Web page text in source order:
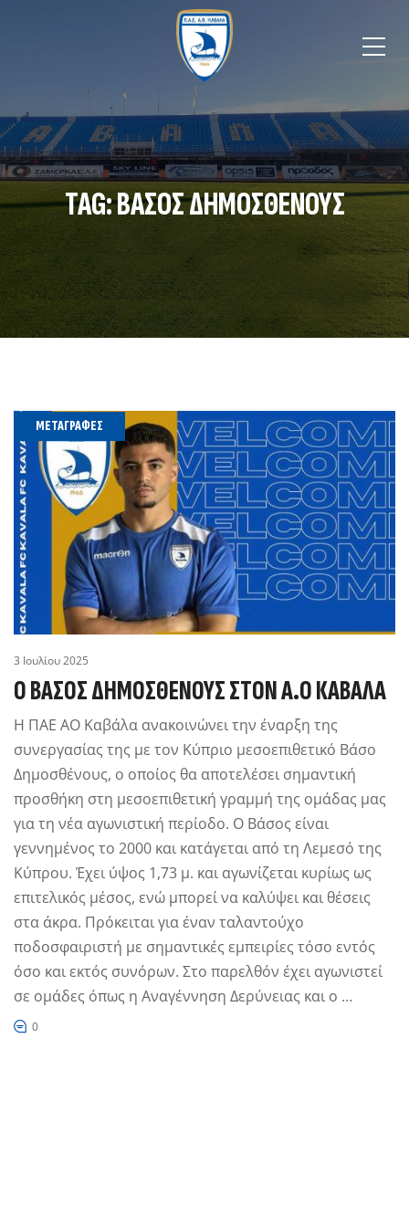
TAG: ΒΆΣΟΣ ΔΗΜΟΣΘΕΝΟΥΣ
ΜΕΤΑΓΡΑΦΈΣ
3 Ιουλίου 2025
Ο ΒΆΣΟΣ ΔΗΜΟΣΘΈΝΟΥΣ ΣΤΟΝ Α.Ο ΚΑΒΆΛΑ
Η ΠΑΕ ΑΟ Καβάλα ανακοινώνει την έναρξη της
συνεργασίας της με τον Κύπριο μεσοεπιθετικό Βάσο
Δημοσθένους, ο οποίος θα αποτελέσει σημαντική
προσθήκη στη μεσοεπιθετική γραμμή της ομάδας μας
για τη νέα αγωνιστική περίοδο. Ο Βάσος είναι
γεννημένος το 2000 και κατάγεται από τη Λεμεσό της
Κύπρου. Έχει ύψος 1,73 μ. και αγωνίζεται κυρίως ως
επιτελικός μέσος, ενώ μπορεί να καλύψει και θέσεις
στα άκρα. Πρόκειται για έναν ταλαντούχο
ποδοσφαιριστή με σημαντικές εμπειρίες τόσο εντός
όσο και εκτός συνόρων. Στο παρελθόν έχει αγωνιστεί
σε ομάδες όπως η Αναγέννηση Δερύνειας και ο …
0